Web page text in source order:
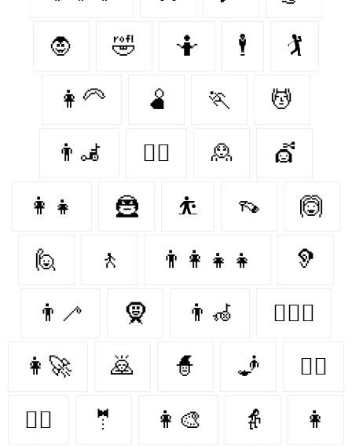
🧛‍ 🤣 🤷 🕴 🏌
👩‍🦳 🫄 🏃‍ 💆
👨‍🦼‍️ 🐕‍🦺 🙎 💇‍
👩‍👧 🦹‍ ⛹ 👡 🙆‍
🙋 🚶‍ 👨‍👩‍👧‍👧 🦻
👨‍🦯 🧕 👨‍🦽 👩‍❤️‍👩
👩‍🚀 🙇 🧙‍ 🧞‍ 👩‍⚖️
👩‍✈️ 🤵‍ 👩‍🎨 👵 👩‍